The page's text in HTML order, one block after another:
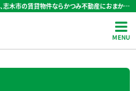
志木市の賃貸物件ならかつみ不動産におまかせ